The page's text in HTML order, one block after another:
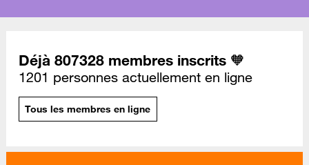
Déjà 807328 membres inscrits 🧡
1201 personnes actuellement en ligne
Tous les membres en ligne